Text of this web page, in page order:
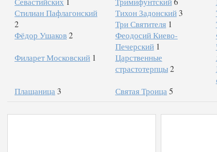
Стилиан Пафлагонский
2
Тихон Задонский 3
Три Святителя 1
Фёдор Ушаков2
Феодосий Киево-
Печерский 1
Филарет Московский 1
Царственные
страстотерпцы2
Плащаница 3 Святая Троица 5